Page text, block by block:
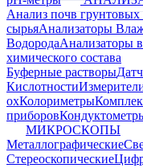
Анализ почв
сырьяАнализаторы
ВодородаАнализаторы
химического состава
Буферные растворы
Кислотности
oxКолориметры
приборов
МИКРОСКОПЫ
Металлографические
Стереоскопические